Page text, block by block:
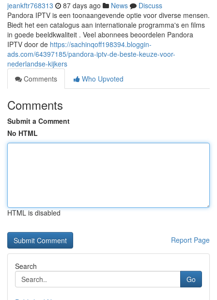
jeankftr768313 87 days ago News
Discuss
Pandora IPTV is een toonaangevende optie voor diverse mensen.
Biedt het een catalogus aan internationale programma's en films
in goede beeldkwaliteit . Veel abonnees beoordelen Pandora
IPTV door de https://sachinqoff198394.bloggin-
ads.com/64397185/pandora-iptv-de-beste-keuze-voor-
nederlandse-kijkers
Comments
Who Upvoted
Comments
Submit a Comment
No HTML
HTML is disabled
Report Page
Search
Go